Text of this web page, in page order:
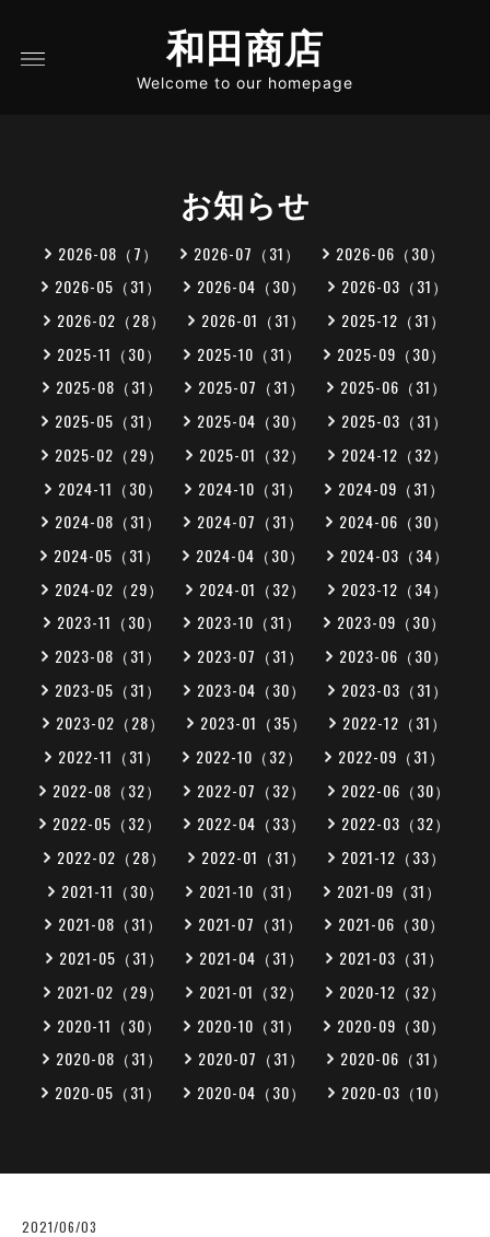
和田商店
Welcome to our homepage
お知らせ
2026-08（7） 2026-07（31）
2026-06（30）
2026-05（31）
2026-04（30）
2026-03（31）
2026-02（28）
2026-01（31）
2025-12（31）
2025-11（30）
2025-10（31）
2025-09（30）
2025-08（31）
2025-07（31）
2025-06（31）
2025-05（31）
2025-04（30）
2025-03（31）
2025-02（29）
2025-01（32）
2024-12（32）
2024-11（30）
2024-10（31）
2024-09（31）
2024-08（31）
2024-07（31）
2024-06（30）
2024-05（31）
2024-04（30）
2024-03（34）
2024-02（29）
2024-01（32）
2023-12（34）
2023-11（30）
2023-10（31）
2023-09（30）
2023-08（31）
2023-07（31）
2023-06（30）
2023-05（31）
2023-04（30）
2023-03（31）
2023-02（28）
2023-01（35）
2022-12（31）
2022-11（31）
2022-10（32）
2022-09（31）
2022-08（32）
2022-07（32）
2022-06（30）
2022-05（32）
2022-04（33）
2022-03（32）
2022-02（28）
2022-01（31）
2021-12（33）
2021-11（30）
2021-10（31）
2021-09（31）
2021-08（31）
2021-07（31）
2021-06（30）
2021-05（31）
2021-04（31）
2021-03（31）
2021-02（29）
2021-01（32）
2020-12（32）
2020-11（30）
2020-10（31）
2020-09（30）
2020-08（31）
2020-07（31）
2020-06（31）
2020-05（31）
2020-04（30） 2020-03（10）
2021/06/03